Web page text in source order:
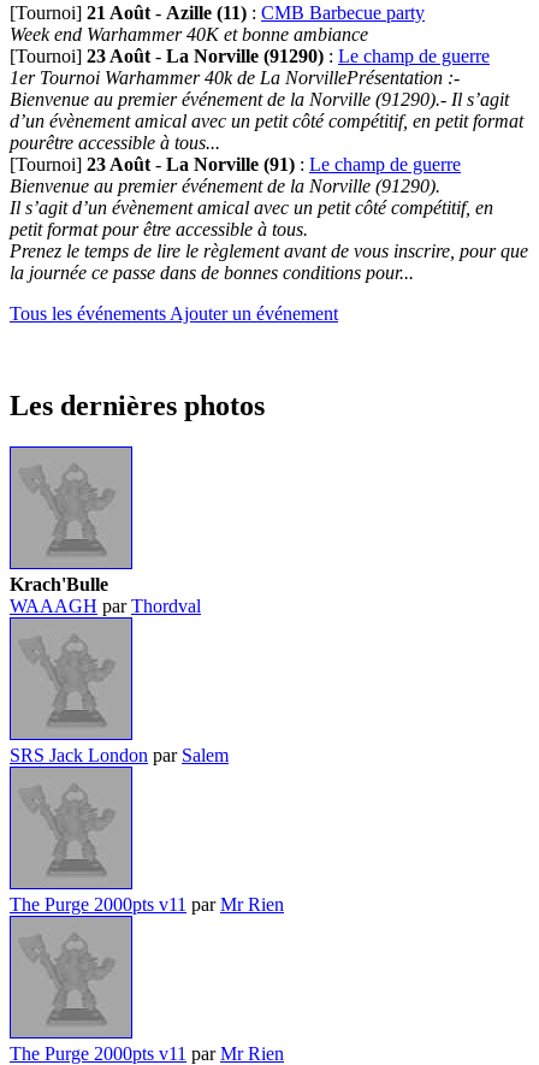
[Tournoi] 21 Août - Azille (11) : CMB Barbecue party
Week end Warhammer 40K et bonne ambiance
[Tournoi] 23 Août - La Norville (91290) : Le champ de guerre
1er Tournoi Warhammer 40k de La NorvillePrésentation :-
Bienvenue au premier événement de la Norville (91290).- Il s’agit
d’un évènement amical avec un petit côté compétitif, en petit format
pourêtre accessible à tous...
[Tournoi] 23 Août - La Norville (91) : Le champ de guerre
Bienvenue au premier événement de la Norville (91290).
Il s’agit d’un évènement amical avec un petit côté compétitif, en
petit format pour être accessible à tous.
Prenez le temps de lire le règlement avant de vous inscrire, pour que
la journée ce passe dans de bonnes conditions pour...
Tous les événements Ajouter un événement
Les dernières photos
Krach'Bulle
WAAAGH parThordval
SRS Jack London par Salem
The Purge 2000pts v11 parMr Rien
The Purge 2000pts v11 parMr Rien